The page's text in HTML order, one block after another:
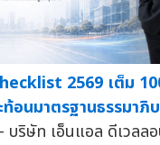
2569 เต็ม
อนมาตรฐานธรรมาภิ
ริษัท เอ็นแอล ดีเวลล